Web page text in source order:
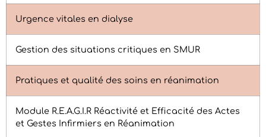
Urgence vitales en dialyse
Gestion des situations critiques en SMUR
Pratiques et qualité des soins en réanimation
Module R.E.A.G.I.R Réactivité et Efficacité des Actes
et Gestes Infirmiers en Réanimation